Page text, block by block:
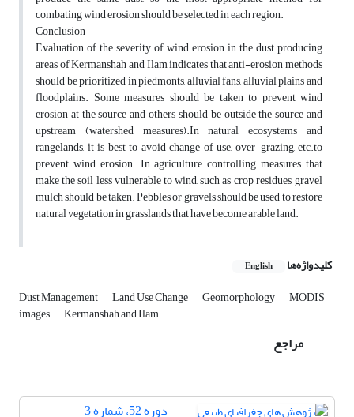
combating wind erosion should be selected in each region.
Conclusion
Evaluation of the severity of wind erosion in the dust producing
areas of Kermanshah and Ilam indicates that anti-erosion methods
should be prioritized in piedmonts, alluvial fans, alluvial plains and
floodplains. Some measures should be taken to prevent wind
erosion at the source and others should be outside the source and
upstream (watershed measures).In natural ecosystems and
rangelands, it is best to avoid change of use, over-grazing, etc.to
prevent wind erosion. In agriculture controlling measures that
make the soil less vulnerable to wind, such as crop residues, gravel
mulch should be taken. Pebbles or gravels should be used to restore
natural vegetation in grasslands that have become arable land.
کلیدواژه‌ها English
Dust Management Land Use Change Geomorphology MODIS
images Kermanshah and Ilam
مراجع
دوره 52، شماره 3